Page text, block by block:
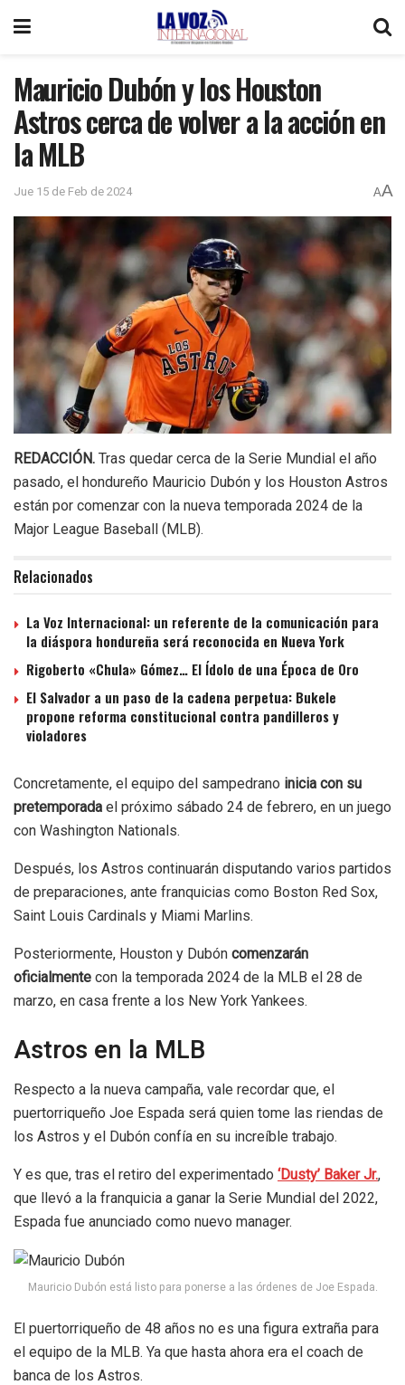
Mauricio Dubón y los Houston
Astros cerca de volver a la acción en
la MLB
Jue 15 de Feb de 2024 AA
REDACCIÓN. Tras quedar cerca de la Serie Mundial el año
pasado, el hondureño Mauricio Dubón y los Houston Astros
están por comenzar con la nueva temporada 2024 de la
Major League Baseball (MLB).
Relacionados
La Voz Internacional: un referente de la comunicación para
la diáspora hondureña será reconocida en Nueva York
Rigoberto «Chula» Gómez… El Ídolo de una Época de Oro
El Salvador a un paso de la cadena perpetua: Bukele
propone reforma constitucional contra pandilleros y
violadores
Concretamente, el equipo del sampedrano inicia con su
pretemporada el próximo sábado 24 de febrero, en un juego
con Washington Nationals.
Después, los Astros continuarán disputando varios partidos
de preparaciones, ante franquicias como Boston Red Sox,
Saint Louis Cardinals y Miami Marlins.
Posteriormente, Houston y Dubón comenzarán
oficialmente con la temporada 2024 de la MLB el 28 de
marzo, en casa frente a los New York Yankees.
Astros en la MLB
Respecto a la nueva campaña, vale recordar que, el
puertorriqueño Joe Espada será quien tome las riendas de
los Astros y el Dubón confía en su increíble trabajo.
Y es que, tras el retiro del experimentado ‘Dusty’ Baker Jr.,
que llevó a la franquicia a ganar la Serie Mundial del 2022,
Espada fue anunciado como nuevo manager.
Mauricio Dubón está listo para ponerse a las órdenes de Joe Espada.
El puertorriqueño de 48 años no es una figura extraña para
el equipo de la MLB. Ya que hasta ahora era el coach de
banca de los Astros.